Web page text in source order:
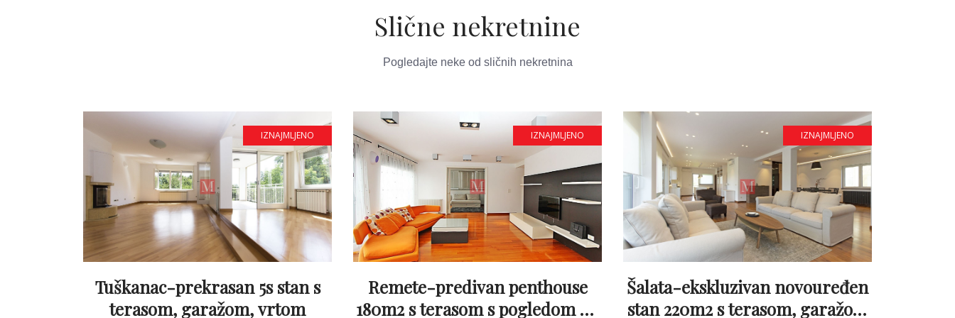
Slične nekretnine
Pogledajte neke od sličnih nekretnina
IZNAJMLJENO
Tuškanac-prekrasan 5s stan s
terasom, garažom, vrtom
IZNAJMLJENO
Remete-predivan penthouse
180m2 s terasom s pogledom na
IZNAJMLJENO
Šalata-ekskluzivan novouređen
stan 220m2 s terasom, garažom